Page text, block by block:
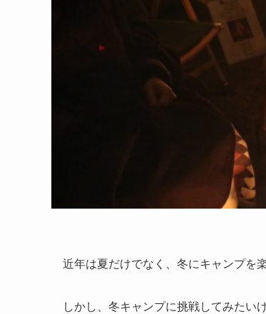
近年は夏だけでなく、冬にキャンプを
しかし、冬キャンプに挑戦してみたい